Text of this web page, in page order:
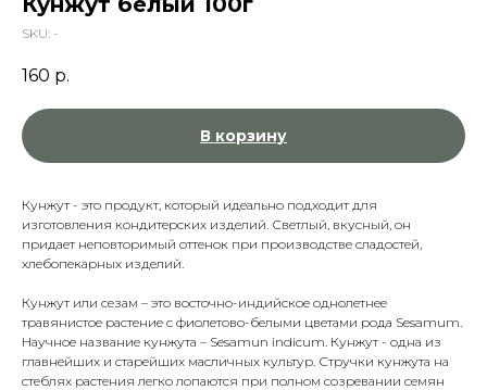
SKU: -
160 р.
В корзину
Кунжут- это продукт, который идеально подходит для
изготовления кондитерских изделий. Светлый, вкусный, он
придает неповторимый оттенок при производстве сладостей,
хлебопекарных изделий.
Кунжут или сезам – это восточно-индийское однолетнее
травянистое растение с фиолетово-белыми цветами рода Sesamum.
Научное название кунжута – Sesamun indicum. Кунжут - одна из
главнейших и старейших масличных культур. Стручки кунжута на
стеблях растения легко лопаются при полном созревании семян